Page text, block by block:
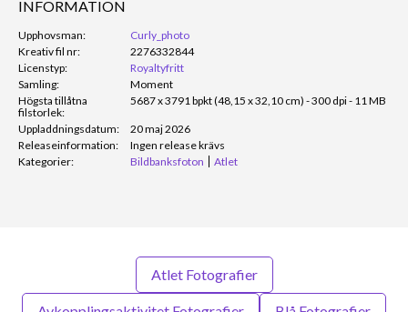
INFORMATION
Upphovsman:
Curly_photo
Kreativ fil nr:
2276332844
Licenstyp:
Royaltyfritt
Samling:
Moment
Högsta tillåtna
filstorlek:
5687 x 3791 bpkt (48,15 x 32,10 cm) - 300 dpi - 11 MB
Uppladdningsdatum:
20 maj 2026
Releaseinformation:
Ingen release krävs
Kategorier:
Bildbanksfoton Atlet
Atlet Fotografier